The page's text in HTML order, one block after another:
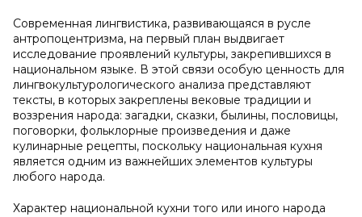
Современная лингвистика, развивающаяся в русле
антропоцентризма, на первый план выдвигает
исследование проявлений культуры, закрепившихся в
национальном языке. В этой связи особую ценность для
лингвокультурологического анализа представляют
тексты, в которых закреплены вековые традиции и
воззрения народа: загадки, сказки, былины, пословицы,
поговорки, фольклорные произведения и даже
кулинарные рецепты, поскольку национальная кухня
является одним из важнейших элементов культуры
любого народа.
Характер национальной кухни того или иного народа